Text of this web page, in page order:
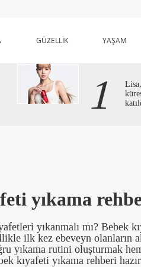
GÜZELLİK YAŞAM
1
yıkama
yıkanmalı mı? Bebek
ilk kez ebeveyn olanların
yıkama rutini oluşturmak
kıyafeti yıkama rehberi